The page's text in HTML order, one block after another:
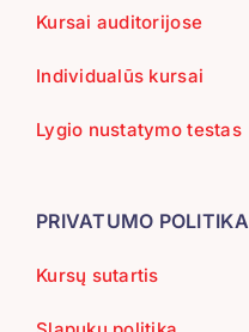
Kursai auditorijose
Individualūs kursai
Lygio nustatymo testas
PRIVATUMO POLITIKA
Kursų sutartis